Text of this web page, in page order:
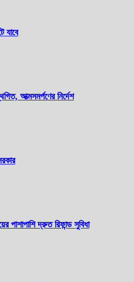
যাবে
আত্মসমর্পণের নির্দেশ
পাশাপাশি দ্রুত রিফান্ড সুবিধা